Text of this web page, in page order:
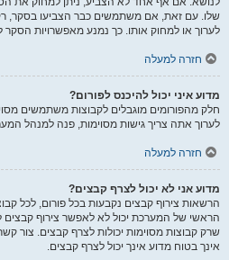
שלו. עם זאת, אם משתמשים כבר הצביעו בסקר, רק
לערוך או למחוק אותו. כך נמנע מאפשרויות
חזרה למעלה
מדוע איני יכול להיכנס לפורום?
חלק מהפורומים מוגבלים לקבוצות משתמשים
לערוך אתה צריך גישות מסוימות, פנה למנהל
חזרה למעלה
מדוע אני לא יכול לצרף קבצים?
הרשאות צירוף קבצים נקבעות בכל פורום, לכל
הראשי של המערכת יכול לא לאפשר צירוף קבצים
שרק קבוצות מסוימות יכולות לצרף קבצים.
אינך בטוח מדוע אינך יכול לצרף קבצים.